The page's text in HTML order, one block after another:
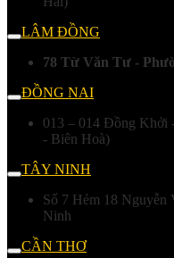
LÂM ĐỒNG
78 Từ Văn Tư -
ĐỒNG NAI
013 – 014 Đồng Khởi
- Biên Hoà)
TÂY NINH
Số 7 Hẻm 18 Nguyễn
Ninh
CẦN THƠ